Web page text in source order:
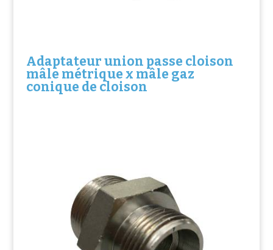
Adaptateur union passe cloison
mâle métrique x mâle gaz
conique de cloison